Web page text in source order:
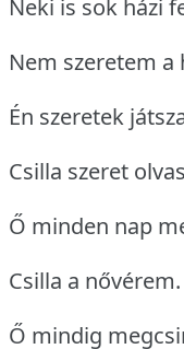
Neki is sok házi
Nem szeretem a
Én szeretek
Csilla szeret
Ő minden nap
Csilla a nővérem.
Ő mindig